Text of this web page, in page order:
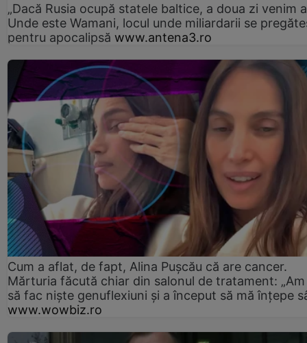
„Dacă Rusia ocupă statele baltice, a doua zi venim
Unde este Wamani, locul unde miliardarii se
pentru apocalipsă www.antena3.ro
Cum a aflat, de fapt, Alina Pușcău că are cancer.
Mărturia făcută chiar din salonul de tratament:
să fac niște genuflexiuni și a început să mă înțepe
www.wowbiz.ro